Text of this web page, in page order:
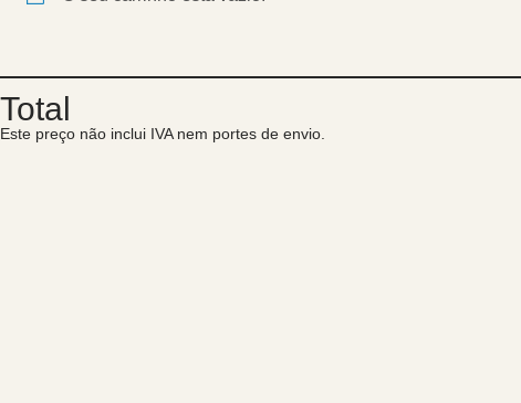
Total
Este preço não inclui IVA nem portes de envio.